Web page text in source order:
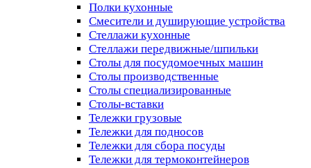
Полки кухонные
Смесители и душирующие устройства
Стеллажи кухонные
Стеллажи передвижные/шпильки
Столы для посудомоечных машин
Столы производственные
Столы специализированные
Столы-вставки
Тележки грузовые
Тележки для подносов
Тележки для сбора посуды
Тележки для термоконтейнеров